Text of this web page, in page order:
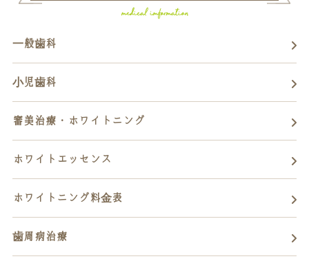
一般歯科
小児歯科
審美治療・ホワイトニング
ホワイトエッセンス
ホワイトニング料金表
歯周病治療